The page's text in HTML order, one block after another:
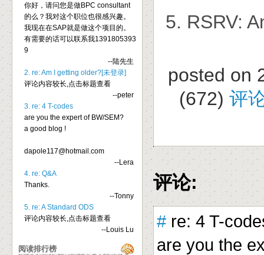
5. RSRV:
posted on
(672) 评
评论:
# re: 4 T-
are you the
你好，请问您是做BPC consultant
的么？我对这个职位也很感兴趣。
我现在在SAP就是做这个项目的。
有需要的话可以联系我1391805393
9
--陆先生
2. re: Am I getting older?[未登录]
评论内容较长,点击标题查看
--peter
3. re: 4 T-codes
are you the expert of BW/SEM?
a good blog !
dapole117@hotmail.com
--Lera
4. re: Q&A
Thanks.
--Tonny
5. re: A Standard ODS
评论内容较长,点击标题查看
--Louis Lu
阅读排行榜